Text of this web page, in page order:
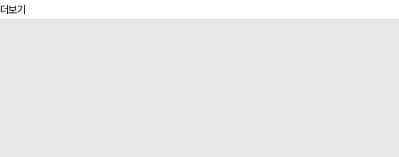
더보기